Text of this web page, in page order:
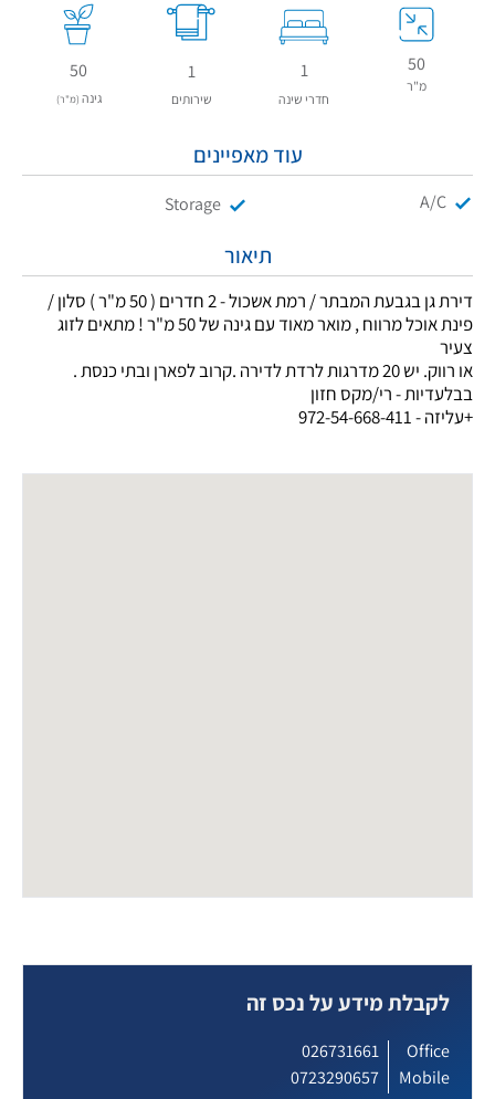
50
מ"ר
1
חדרי שינה
1
שירותים
50
גינה (מ"ר)
עוד מאפיינים
A/C
Storage
תיאור
דירת גן בגבעת המבתר / רמת אשכול - 2 חדרים ( 50 מ"ר ) סלון /
פינת אוכל מרווח , מואר מאוד עם גינה של 50 מ"ר ! מתאים לזוג
צעיר
או רווק. יש 20 מדרגות לרדת לדירה .קרוב לפארן ובתי כנסת .
בבלעדיות - רי/מקס חזון
+עליזה - 972-54-668-411
לקבלת מידע על נכס זה
Office
026731661
Mobile
0723290657